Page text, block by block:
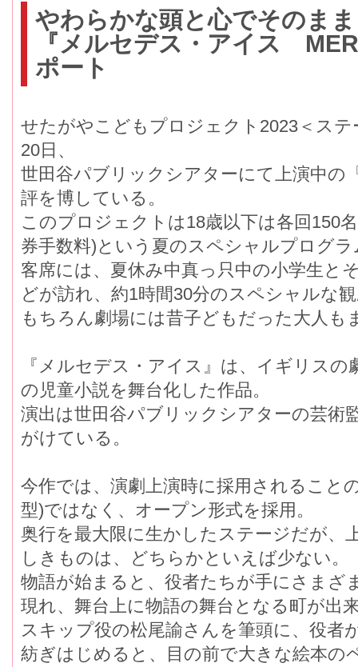
やわらかな頭と心でそのま
『メルセデス・アイス
ポート
せたがやこどもプロジェクト2023＜ス
20日、
世田谷パブリックシアターにて上演中の
評を博している。
このプロジェクトは18歳以下は各回150
券手数料)という夏のスペシャルプログラ
客席には、夏休み中真っ只中の小学生と
どが訪れ、約1時間30分のスペシャルな
もちろん劇場には昔子どもだった大人も
『メルセデス・アイス』は、イギリス
の児童小説を舞台化した作品。
演出は世田谷パブリックシアターの芸術
がけている。
今作では、演劇上演時に採用されること
型)ではなく、オープン形式を採用。
奥行を最大限に生かしたステージだが、
しきものは、どちらかといえば少ない。
物語が始まると、役者たちが手にさまざ
現れ、舞台上に物語の舞台となる町が出
スキップ役の松尾諭さんを筆頭に、役者
紡ぎはじめると、目の前で大きな絵本の